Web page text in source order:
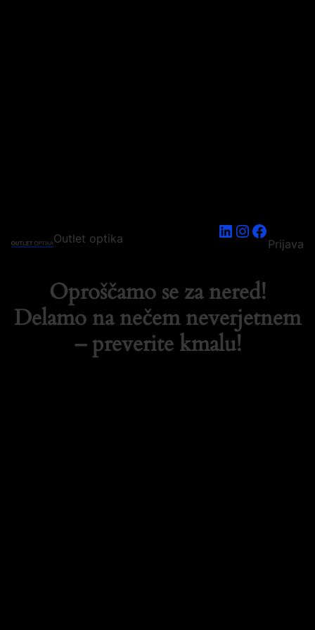
Outlet optika LinkedIn
Instagram
Prijava
Oproščamo se za nered!
Delamo na nečem neverjetnem
– preverite kmalu!